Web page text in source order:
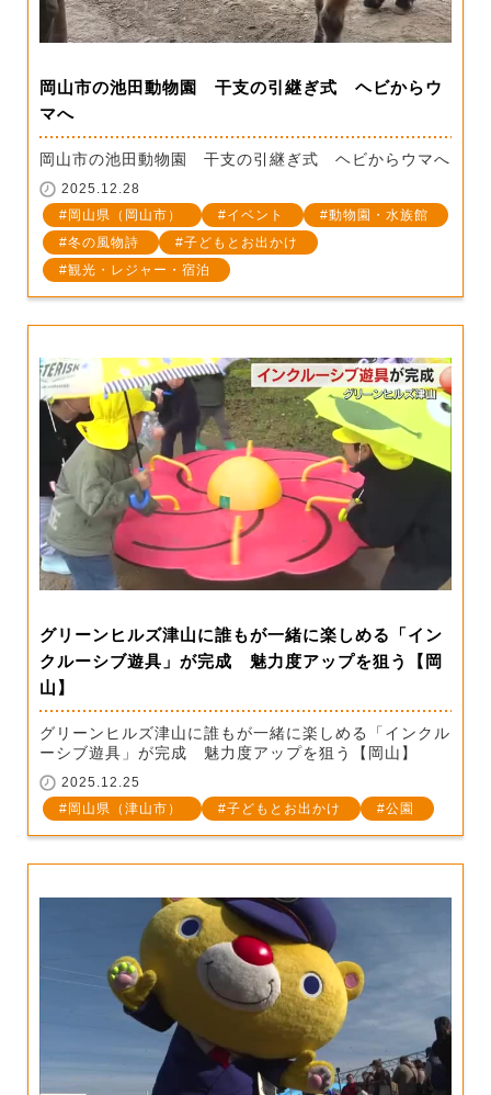
岡山市の池田動物園 干支の引継ぎ式 ヘビからウ
マへ
岡山市の池田動物園 干支の引継ぎ式 ヘビからウマへ
2025.12.28
岡山県（岡山市）
イベント
動物園・水族館
冬の風物詩
子どもとお出かけ
観光・レジャー・宿泊
グリーンヒルズ津山に誰もが一緒に楽しめる「イン
クルーシブ遊具」が完成 魅力度アップを狙う【岡
山】
グリーンヒルズ津山に誰もが一緒に楽しめる「インクル
ーシブ遊具」が完成 魅力度アップを狙う【岡山】
2025.12.25
岡山県（津山市）
子どもとお出かけ 公園